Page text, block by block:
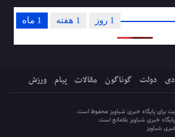
1 ماه 1 هفته 1 روز
دولت گوناگون مقالات پیام ورزش
برای پایگاه خبری شباویز محفوظ است.
خبری شباویز بلامانع است.
شباویز